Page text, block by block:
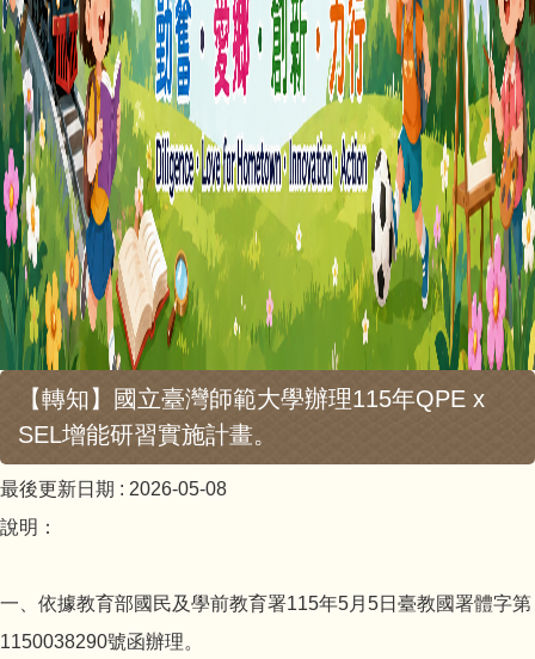
【轉知】國立臺灣師範大學辦理115年QPE x
SEL增能研習實施計畫。
最後更新日期 : 2026-05-08
說明：
一、依據教育部國民及學前教育署115年5月5日臺教國署體字第
1150038290號函辦理。